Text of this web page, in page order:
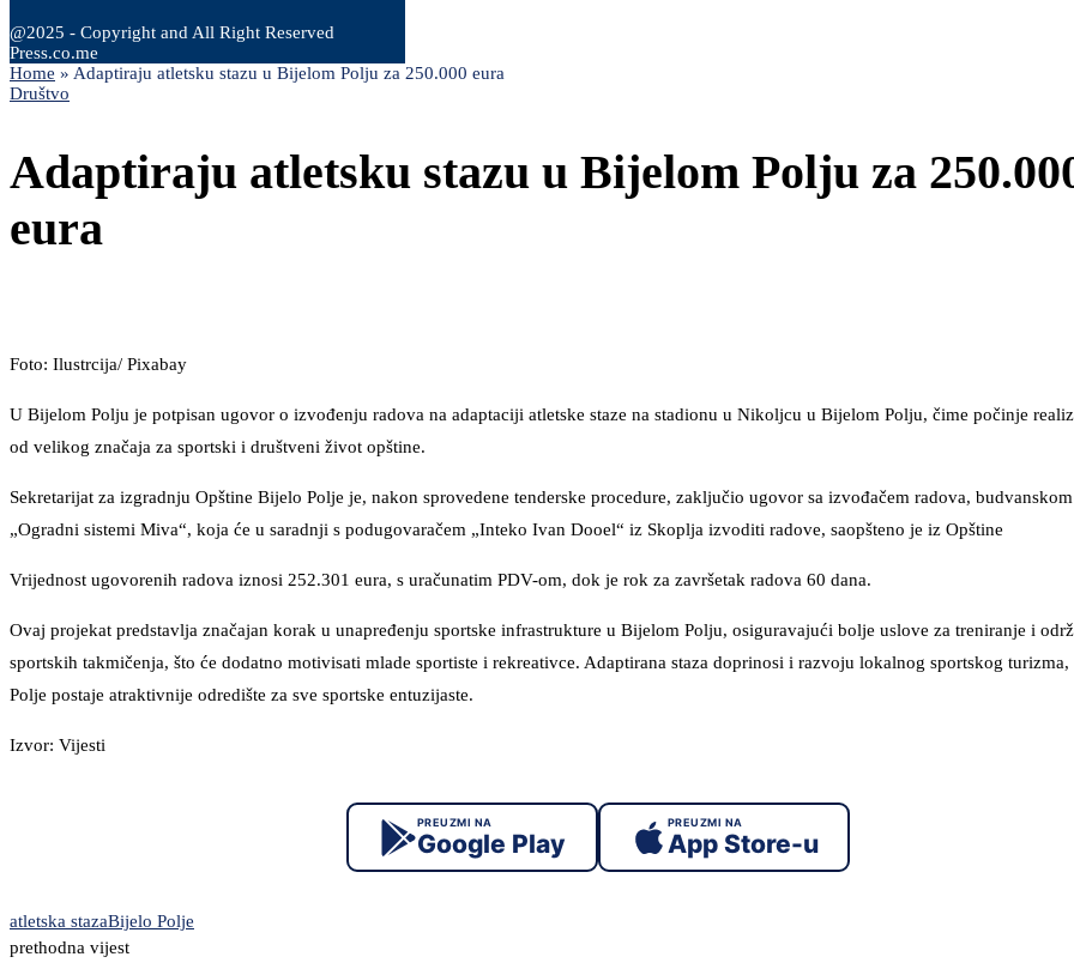
@2025 - Copyright and All Right Reserved
Press.co.me
Home » Adaptiraju atletsku stazu u Bijelom Polju za 250.000 eura
Društvo
Adaptiraju atletsku stazu u Bijelom Polju za
eura
Foto: Ilustrcija/ Pixabay
U Bijelom Polju je potpisan ugovor o izvođenju radova na adaptaciji atletske staze na stadionu u Nikoljcu u Bijelom Polju, čime počinje
od velikog značaja za sportski i društveni život opštine.
Sekretarijat za izgradnju Opštine Bijelo Polje je, nakon sprovedene tenderske procedure, zaključio ugovor sa izvođačem radova,
„Ogradni sistemi Miva“, koja će u saradnji s podugovaračem „Inteko Ivan Dooel“ iz Skoplja izvoditi radove, saopšteno je iz Opštine
Vrijednost ugovorenih radova iznosi 252.301 eura, s uračunatim PDV-om, dok je rok za završetak radova 60 dana.
Ovaj projekat predstavlja značajan korak u unapređenju sportske infrastrukture u Bijelom Polju, osiguravajući bolje uslove za treniranje i
sportskih takmičenja, što će dodatno motivisati mlade sportiste i rekreativce. Adaptirana staza doprinosi i razvoju lokalnog sportskog
Polje postaje atraktivnije odredište za sve sportske entuzijaste.
Izvor: Vijesti
PREUZMI NA
Google Play
PREUZMI NA
App Store-u
atletska stazaBijelo Polje
prethodna vijest